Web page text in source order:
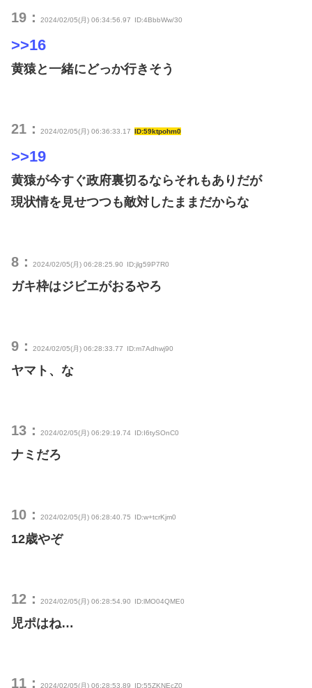
19： 2024/02/05(月) 06:34:56.97 ID:4BbbWw/30
>>16
黄猿と一緒にどっか行きそう
21： 2024/02/05(月) 06:36:33.17 ID:59ktpohm0
>>19
黄猿が今すぐ政府裏切るならそれもありだが
現状情を見せつつも敵対したままだからな
8： 2024/02/05(月) 06:28:25.90 ID:jlg59P7R0
ガキ枠はジビエがおるやろ
9： 2024/02/05(月) 06:28:33.77 ID:m7Adhwj90
ヤマト、な
13： 2024/02/05(月) 06:29:19.74 ID:I6tySOnC0
ナミだろ
10： 2024/02/05(月) 06:28:40.75 ID:w+tcrKjm0
12歳やぞ
12： 2024/02/05(月) 06:28:54.90 ID:lMO04QME0
児ポはね…
11： 2024/02/05(月) 06:28:53.89 ID:55ZKNEcZ0